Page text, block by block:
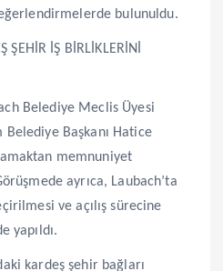
bulunuldu.
ŞEHİR İŞ BİRLİKLERİNİ
Belediye Meclis Üyesi
Belediye Başkanı Hatice
memnuniyet
ayrıca, Laubach’ta
ve açılış sürecine
yapıldı.
kardeş şehir bağları